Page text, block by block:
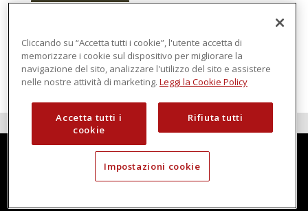
intelligenza in cloud
Cliccando su “Accetta tutti i cookie”, l'utente accetta di
memorizzare i cookie sul dispositivo per migliorare la
navigazione del sito, analizzare l'utilizzo del sito e assistere
nelle nostre attività di marketing. Leggi la Cookie Policy
Accetta tutti i
cookie
Rifiuta tutti
Impostazioni cookie